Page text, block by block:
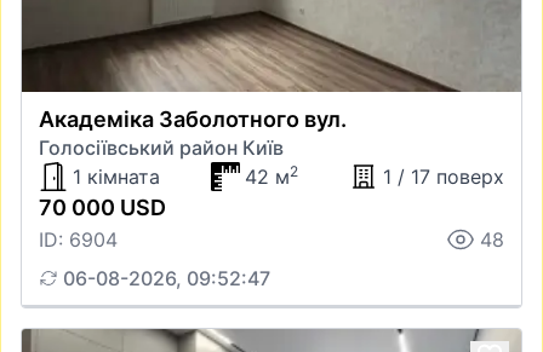
Академіка Заболотного вул.
Голосіївський район Київ
1 кімната
42 м2 1 / 17 поверх
70 000 USD
ID: 6904
48
06-08-2026, 09:52:47